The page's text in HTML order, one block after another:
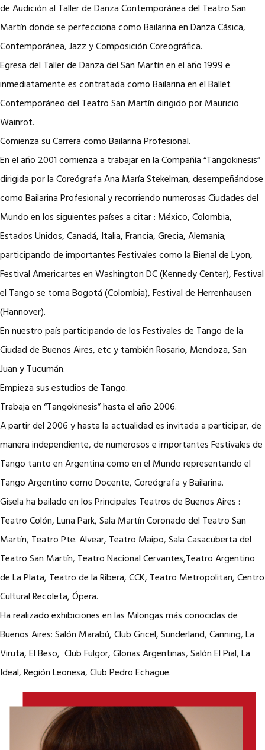
de Audición al Taller de Danza Contemporánea del Teatro San
Martín donde se perfecciona como Bailarina en Danza Cásica,
Contemporánea, Jazz y Composición Coreográfica.
Egresa del Taller de Danza del San Martín en el año 1999 e
inmediatamente es contratada como Bailarina en el Ballet
Contemporáneo del Teatro San Martín dirigido por Mauricio
Wainrot.
Comienza su Carrera como Bailarina Profesional.
En el año 2001 comienza a trabajar en la Compañía “Tangokinesis”
dirigida por la Coreógrafa Ana María Stekelman, desempeñándose
como Bailarina Profesional y recorriendo numerosas Ciudades del
Mundo en los siguientes países a citar : México, Colombia,
Estados Unidos, Canadá, Italia, Francia, Grecia, Alemania;
participando de importantes Festivales como la Bienal de Lyon,
Festival Americartes en Washington DC (Kennedy Center), Festival
el Tango se toma Bogotá (Colombia), Festival de Herrenhausen
(Hannover).
En nuestro país participando de los Festivales de Tango de la
Ciudad de Buenos Aires, etc y también Rosario, Mendoza, San
Juan y Tucumán.
Empieza sus estudios de Tango.
Trabaja en “Tangokinesis” hasta el año 2006.
A partir del 2006 y hasta la actualidad es invitada a participar, de
manera independiente, de numerosos e importantes Festivales de
Tango tanto en Argentina como en el Mundo representando el
Tango Argentino como Docente, Coreógrafa y Bailarina.
Gisela ha bailado en los Principales Teatros de Buenos Aires :
Teatro Colón, Luna Park, Sala Martín Coronado del Teatro San
Martín, Teatro Pte. Alvear, Teatro Maipo, Sala Casacuberta del
Teatro San Martín, Teatro Nacional Cervantes,Teatro Argentino
de La Plata, Teatro de la Ribera, CCK, Teatro Metropolitan, Centro
Cultural Recoleta, Ópera.
Ha realizado exhibiciones en las Milongas más conocidas de
Buenos Aires: Salón Marabú, Club Gricel, Sunderland, Canning, La
Viruta, El Beso, Club Fulgor, Glorias Argentinas, Salón El Pial, La
Ideal, Región Leonesa, Club Pedro Echagüe.